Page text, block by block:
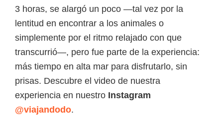
3 horas, se alargó un poco —tal vez por la
lentitud en encontrar a los animales o
simplemente por el ritmo relajado con que
transcurrió—, pero fue parte de la experiencia:
más tiempo en alta mar para disfrutarlo, sin
prisas. Descubre el video de nuestra
experiencia en nuestro Instagram
@viajandodo.